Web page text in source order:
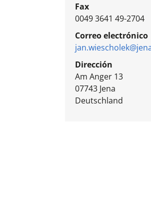
Fax
0049 3641 49-2704
Correo electrónico
Dirección
Am Anger 13
07743 Jena
Deutschland